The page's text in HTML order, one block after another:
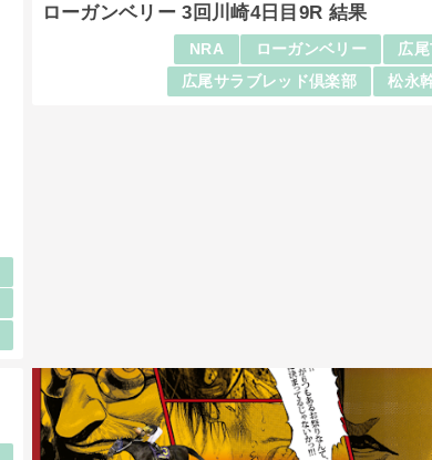
ローガンベリー 3回川崎4日目9R 結果
NRA ローガンベリー
広
広尾サラブレッド倶楽部
松永